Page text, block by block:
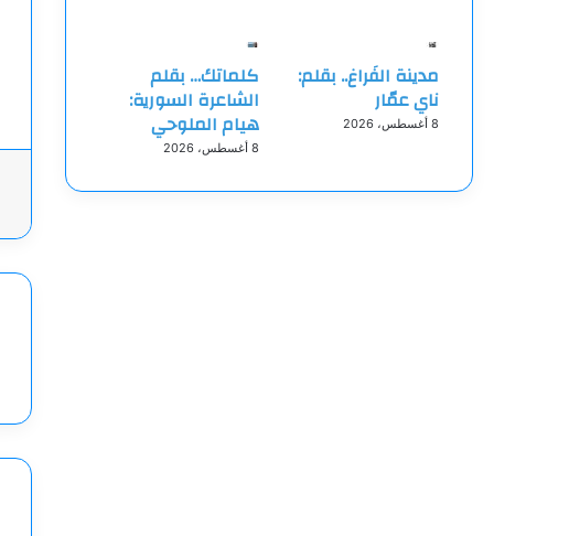
كلماتك… بقلم
الشاعرة السورية:
هيام الملوحي
8 أغسطس، 2026
مدينة الفَراغ.. بقلم:
ناي عمّار
8 أغسطس، 2026